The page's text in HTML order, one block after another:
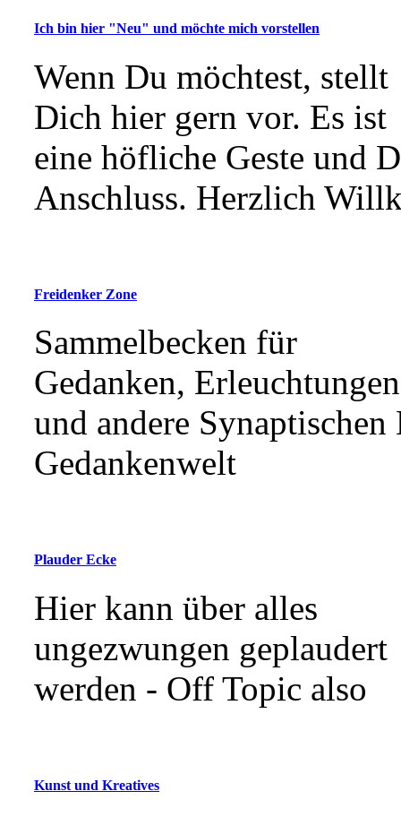
Ich bin hier "Neu" und möchte mich vorstellen
Wenn Du möchtest, stellt
Dich hier gern vor. Es ist
eine höfliche Geste und
Anschluss. Herzlich
Freidenker Zone
Sammelbecken für
Gedanken, Erleuchtungen
und andere
Gedankenwelt
Plauder Ecke
Hier kann über alles
ungezwungen geplaudert
werden - Off Topic also
Kunst und Kreatives